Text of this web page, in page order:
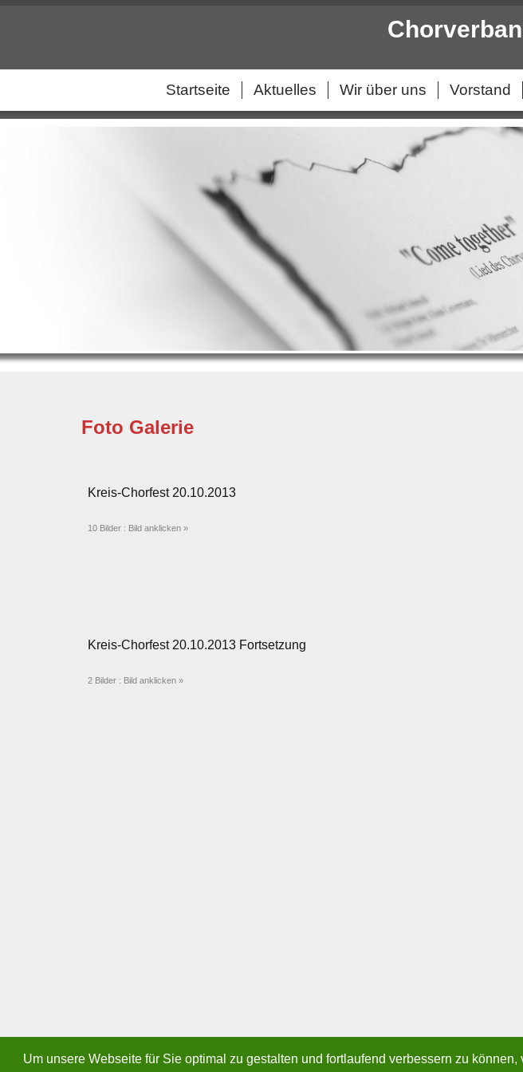
Um unsere Webseite für Sie optimal zu gestalten und fortlaufend verbessern zu
Startseite Aktuelles Wir über uns Vorstand
Foto Galerie
Kreis-Chorfest 20.10.2013
10 Bilder : Bild anklicken »
Kreis-Chorfest 20.10.2013 Fortsetzung
2 Bilder : Bild anklicken »